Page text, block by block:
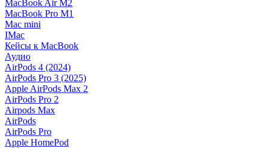
MacBook Air M2
MacBook Pro M1
Mac mini
IMac
Кейсы к MacBook
Аудио
AirPods 4 (2024)
AirPods Pro 3 (2025)
Apple AirPods Max 2
AirPods Pro 2
Airpods Max
AirPods
AirPods Pro
Apple HomePod